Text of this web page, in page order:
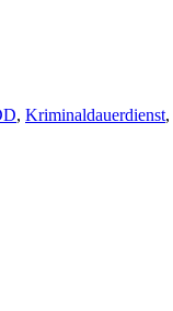
, Kriminaldauerdienst,